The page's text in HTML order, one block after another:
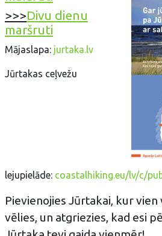
>>>Divu dienu
maršruti
Mājaslapa: jurtaka.lv
Jūrtakas ceļvežu
lejupielāde: coastalhiking.eu/lv/c/
Pievienojies Jūrtakai, kur vien
vēlies, un atgriezies, kad esi